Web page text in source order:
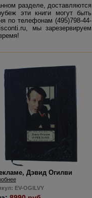
разделе, доставляются
эти книги могут быть
по телефонам (495)798-44-
мы зарезервируем
Дэвид Огилви
EV-OGILVY